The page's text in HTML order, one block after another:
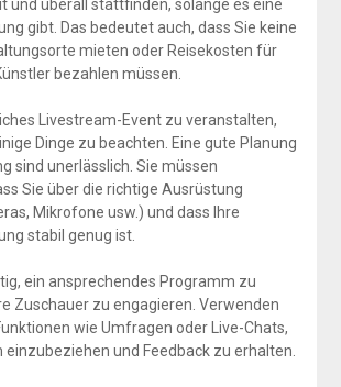
und überall stattfinden, solange es eine
gibt. Das bedeutet auch, dass Sie keine
mieten oder Reisekosten für
bezahlen müssen.
Livestream-Event zu veranstalten,
Dinge zu beachten. Eine gute Planung
sind unerlässlich. Sie müssen
Sie über die richtige Ausrüstung
Mikrofone usw.) und dass Ihre
stabil genug ist.
ein ansprechendes Programm zu
Zuschauer zu engagieren. Verwenden
wie Umfragen oder Live-Chats,
einzubeziehen und Feedback zu erhalten.